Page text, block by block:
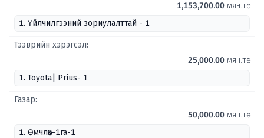
1,153,700.00 мян.төг
1. Үйлчилгээний зориулалттай - 1
Тээврийн хэрэгсэл:
25,000.00 мян.төг
1. Toyota| Prius- 1
Газар:
50,000.00 мян.төг
1. Өмчлөх-1га-1